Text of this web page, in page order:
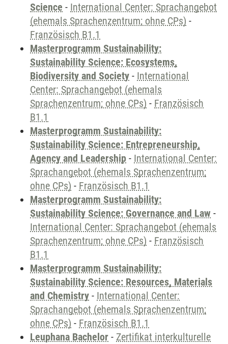
Science - International Center: Sprachangebot
(ehemals Sprachenzentrum; ohne CPs) -
Französisch B1.1
Masterprogramm Sustainability:
Sustainability Science: Ecosystems,
Biodiversity and Society - International
Center: Sprachangebot (ehemals
Sprachenzentrum; ohne CPs) - Französisch
B1.1
Masterprogramm Sustainability:
Sustainability Science: Entrepreneurship,
Agency and Leadership - International Center:
Sprachangebot (ehemals Sprachenzentrum;
ohne CPs) - Französisch B1.1
Masterprogramm Sustainability:
Sustainability Science: Governance and Law -
International Center: Sprachangebot (ehemals
Sprachenzentrum; ohne CPs) - Französisch
B1.1
Masterprogramm Sustainability:
Sustainability Science: Resources, Materials
and Chemistry - International Center:
Sprachangebot (ehemals Sprachenzentrum;
ohne CPs) - Französisch B1.1
Leuphana Bachelor - Zertifikat interkulturelle